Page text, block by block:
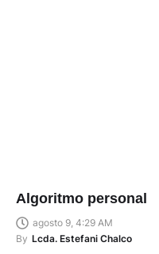
Algoritmo personal
agosto 9, 4:29 AM
By Lcda. Estefani Chalco